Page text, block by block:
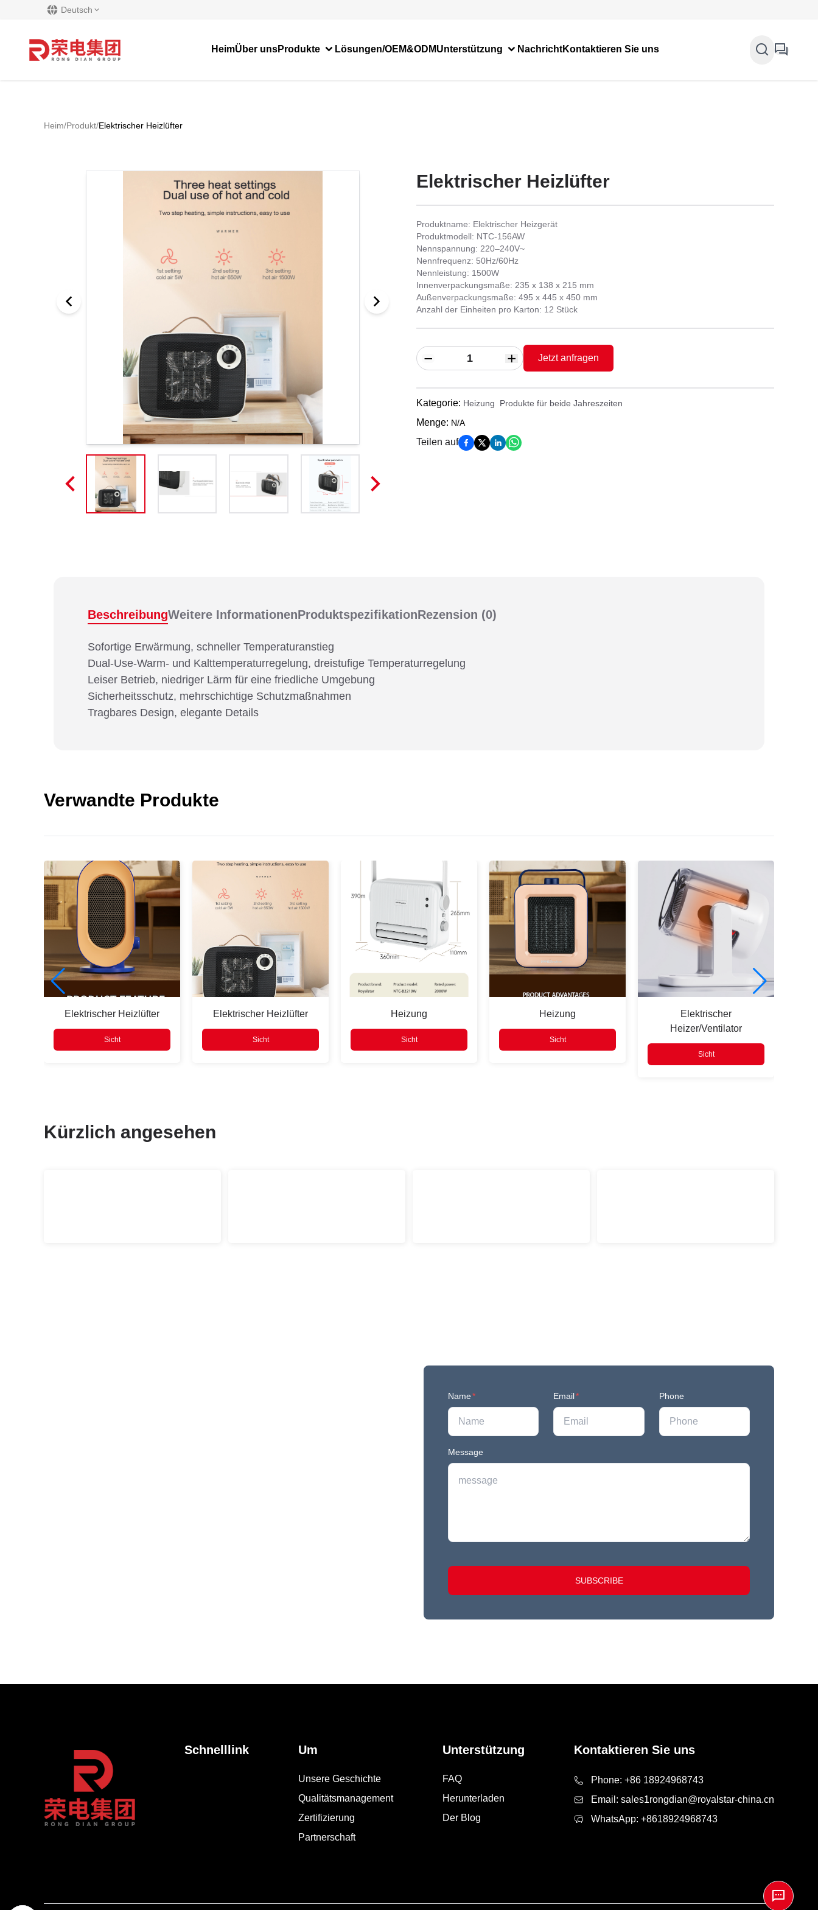
Deutsch
HeimÜber unsProdukte Lösungen/OEM&ODMUnterstützung NachrichtKontaktieren Sie uns
Drücken suchen
Heim/Produkt/Elektrischer Heizlüfter
Elektrischer Heizlüfter
Produktname: Elektrischer Heizgerät
Produktmodell: NTC-156AW
Nennspannung: 220–240V~
Nennfrequenz: 50Hz/60Hz
Nennleistung: 1500W
Innenverpackungsmaße: 235 x 138 x 215 mm
Außenverpackungsmaße: 495 x 445 x 450 mm
Anzahl der Einheiten pro Karton: 12 Stück
Jetzt anfragen
Kategorie: Heizung Produkte für beide Jahreszeiten
Menge: N/A
Teilen auf
BeschreibungWeitere InformationenProduktspezifikationRezension (0)
Sofortige Erwärmung, schneller Temperaturanstieg
Dual-Use-Warm- und Kalttemperaturregelung, dreistufige Temperaturregelung
Leiser Betrieb, niedriger Lärm für eine friedliche Umgebung
Sicherheitsschutz, mehrschichtige Schutzmaßnahmen
Tragbares Design, elegante Details
Verwandte Produkte
Elektrischer Heizlüfter
Sicht
Elektrischer Heizlüfter
Sicht
Heizung
Sicht
Heizung
Sicht
Elektrischer
Heizer/Ventilator
Sicht
Kürzlich angesehen
Name* Email* Phone
Message
SUBSCRIBE
Schnelllink Um
Unsere Geschichte
Qualitätsmanagement
Zertifizierung
Partnerschaft
Unterstützung
FAQ
Herunterladen
Der Blog
Kontaktieren Sie uns
Phone: +86 18924968743
Email: sales1rongdian@royalstar-china.cn
WhatsApp: +8618924968743